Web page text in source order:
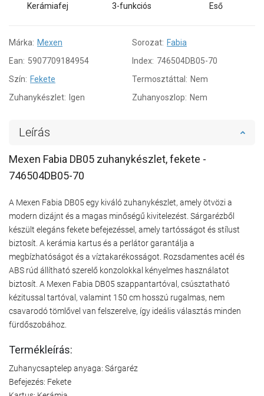
Kerámiafej 3-funkciós Eső
Márka: Mexen Sorozat: Fabia
Ean: 5907709184954 Index: 746504DB05-70
Szín: Fekete Termosztáttal: Nem
Zuhanykészlet: Igen Zuhanyoszlop: Nem
Leírás
Mexen Fabia DB05 zuhanykészlet, fekete -
746504DB05-70
A Mexen Fabia DB05 egy kiváló zuhanykészlet, amely ötvözi a
modern dizájnt és a magas minőségű kivitelezést. Sárgarézből
készült elegáns fekete befejezéssel, amely tartósságot és stílust
biztosít. A kerámia kartus és a perlátor garantálja a
megbízhatóságot és a víztakarékosságot. Rozsdamentes acél és
ABS rúd állítható szerelő konzolokkal kényelmes használatot
biztosít. A Mexen Fabia DB05 szappantartóval, csúsztatható
kézitussal tartóval, valamint 150 cm hosszú rugalmas, nem
csavarodó tömlővel van felszerelve, így ideális választás minden
fürdőszobához.
Termékleírás:
Zuhanycsaptelep anyaga: Sárgaréz
Befejezés: Fekete